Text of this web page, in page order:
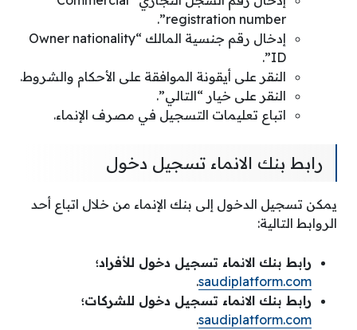
registration number”.
إدخال رقم جنسية المالك “Owner nationality
ID”.
النقر على أيقونة الموافقة على الأحكام والشروط.
النقر على خيار “التالي”.
اتباع تعليمات التسجيل في مصرف الإنماء.
رابط بنك الانماء تسجيل دخول
يمكن تسجيل الدخول إلى بنك الإنماء من خلال اتباع أحد
الروابط التالية:
رابط بنك الانماء تسجيل دخول للأفراد؛
saudiplatform.com
.
رابط بنك الانماء تسجيل دخول للشركات؛
saudiplatform.com
.